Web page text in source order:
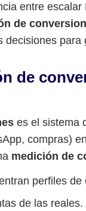
entre
de
decisiones para
de
es el sistema
compras)
medición de
perfiles de
de las reales.